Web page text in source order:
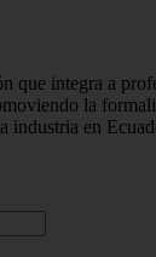
que integra a
la
industria en